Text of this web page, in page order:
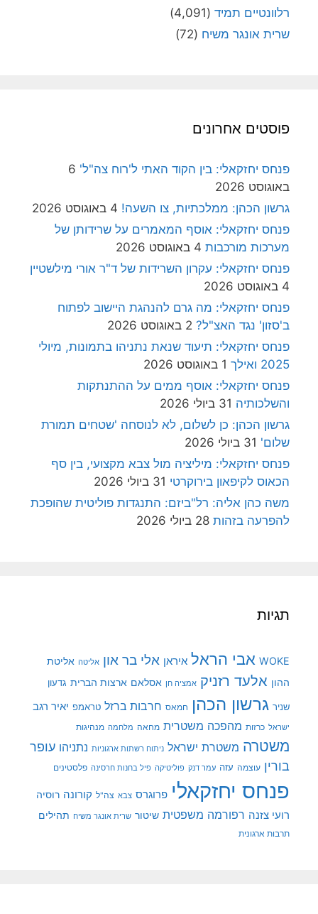
רלוונטיים תמיד (4,091)
שרית אונגר משיח (72)
פוסטים אחרונים
פנחס יחזקאלי: בין הקוד האתי ל'רוח צה"ל' 6
באוגוסט 2026
גרשון הכהן: ממלכתיות, צו השעה! 4 באוגוסט 2026
פנחס יחזקאלי: אוסף המאמרים על שרידותן של
מערכות מורכבות 4 באוגוסט 2026
פנחס יחזקאלי: עקרון השרידות של ד"ר אורי מילשטיין
4 באוגוסט 2026
פנחס יחזקאלי: מה גרם להנהגת היישוב לפתוח
ב'סזון' נגד האצ"ל? 2 באוגוסט 2026
פנחס יחזקאלי: תיעוד שנאת נתניהו בתמונות, מיולי
2025 ואילך
1 באוגוסט 2026
פנחס יחזקאלי: אוסף ממים על ההתנתקות
והשלכותיה 31 ביולי 2026
גרשון הכהן: כן לשלום, לא לנוסחה 'שטחים תמורת
שלום' 31 ביולי 2026
פנחס יחזקאלי: מיליציה מול צבא מקצועי, בין סף
הכאוס לקיפאון בירוקרטי 31 ביולי 2026
משה כהן אליה: רל"ביזם: התנגדות פוליטית שהופכת
להפרעה בזהות 28 ביולי 2026
תגיות
WOKE אבי הראל איראן אלי בר און אליטה אליטת
ההון אלעד רזניק אמציה חן אסלאם ארצות הברית גדעון
שניר גרשון הכהן חמאס חרבות ברזל טראמפ יאיר רגב
ישראל כרזות מהפכה משטרית מחאה מלחמה מנהיגות
משטרה משטרת ישראל ניתוח רשתות ארגוניות נתניהו עופר
בורין עוצמה עזה עמר דנק פוליטיקה פיל בחנות חרסינה פלסטינים
פנחס יחזקאלי פרוגרס צבא צה"ל קורונה רוסיה
רועי צזנה רפורמה משפטית שיטור שרית אונגר משיח תהילים
תרבות ארגונית